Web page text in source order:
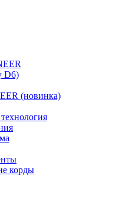
D6)
(новинка)
корды